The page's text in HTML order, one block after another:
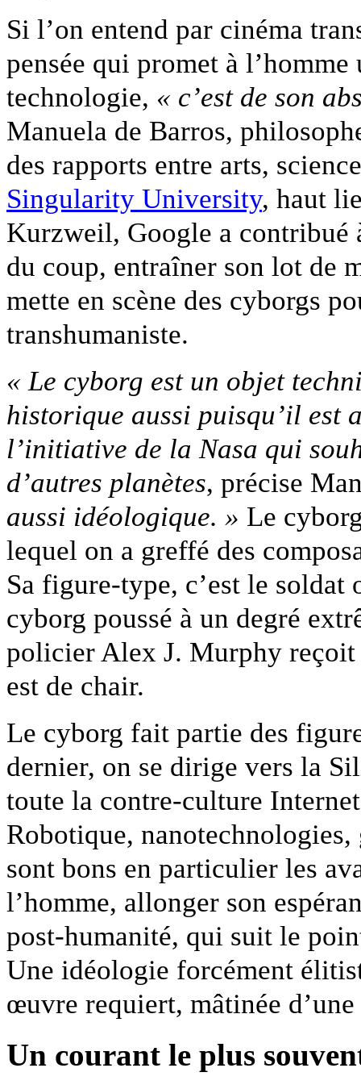
Si l’on entend par cinéma
pensée qui promet à
technologie, « c’est de son
Manuela de Barros,
des rapports entre arts,
Singularity University, haut
Kurzweil, Google a
du coup, entraîner son lot de
mette en scène des cyborgs
transhumaniste.
« Le cyborg est un objet
historique aussi puisqu’il est
l’initiative de la Nasa qui
d’autres planètes, précise
aussi idéologique. » Le
lequel on a greffé des
Sa figure-type, c’est le
cyborg poussé à un degré
policier Alex J. Murphy
est de chair.
Le cyborg fait partie des
dernier, on se dirige vers la
toute la contre-culture
Robotique,
sont bons en particulier les
l’homme, allonger son
post-humanité, qui suit le
Une idéologie forcément
œuvre requiert, mâtinée
Un courant le plus